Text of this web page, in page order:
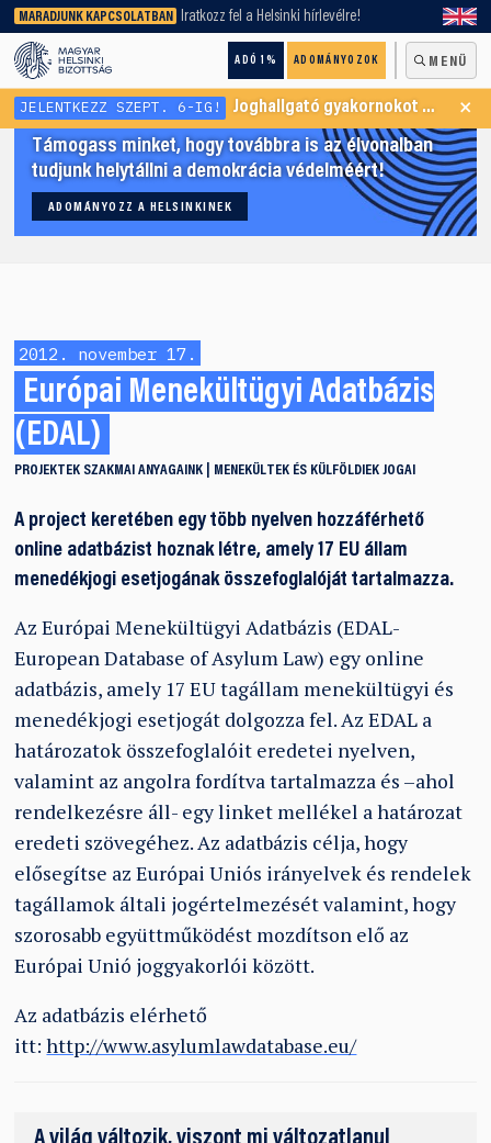
MARADJUNK KAPCSOLATBAN Iratkozz fel a Helsinki hírlevélre!
ADÓ 1% ADOMÁNYOZOK MENÜ
keresőnket!
JELENTKEZZ SZEPT. 6-IG! Joghallgató gyakornokot keresünk Menekültügyi Programunkba ×
Támogass minket, hogy továbbra is az élvonalban
tudjunk helytállni a demokrácia védelméért!
ADOMÁNYOZZ A HELSINKINEK
2012. november 17.
Európai Menekültügyi Adatbázis
(EDAL)
PROJEKTEK SZAKMAI ANYAGAINK MENEKÜLTEK ÉS KÜLFÖLDIEK JOGAI
A project keretében egy több nyelven hozzáférhető
online adatbázist hoznak létre, amely 17 EU állam
menedékjogi esetjogának összefoglalóját tartalmazza.
Az Európai Menekültügyi Adatbázis (EDAL-
European Database of Asylum Law) egy online
adatbázis, amely 17 EU tagállam menekültügyi és
menedékjogi esetjogát dolgozza fel. Az EDAL a
határozatok összefoglalóit eredetei nyelven,
valamint az angolra fordítva tartalmazza és –ahol
rendelkezésre áll- egy linket mellékel a határozat
eredeti szövegéhez. Az adatbázis célja, hogy
elősegítse az Európai Uniós irányelvek és rendelek
tagállamok általi jogértelmezését valamint, hogy
szorosabb együttműködést mozdítson elő az
Európai Unió joggyakorlói között.
Az adatbázis elérhető
itt:http://www.asylumlawdatabase.eu/